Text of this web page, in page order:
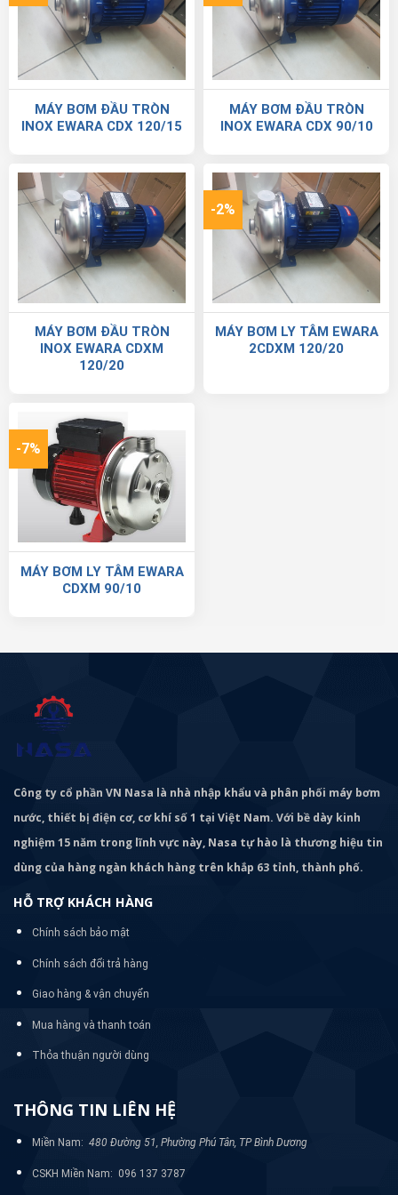
MÁY BƠM ĐẦU TRÒN
INOX EWARA CDX 120/15
MÁY BƠM ĐẦU TRÒN
INOX EWARA CDX 90/10
MÁY BƠM ĐẦU TRÒN
INOX EWARA CDXM
120/20
-2%
MÁY BƠM LY TÂM EWARA
2CDXM 120/20
-7%
MÁY BƠM LY TÂM EWARA
CDXM 90/10
Công ty cổ phần VN Nasa là nhà nhập khẩu và phân phối máy bơm
nước, thiết bị điện cơ, cơ khí số 1 tại Việt Nam. Với bề dày kinh
nghiệm 15 năm trong lĩnh vực này, Nasa tự hào là thương hiệu tin
dùng của hàng ngàn khách hàng trên khắp 63 tỉnh, thành phố.
HỖ TRỢ KHÁCH HÀNG
Chính sách bảo mật
Chính sách đổi trả hàng
Giao hàng & vận chuyển
Mua hàng và thanh toán
Thỏa thuận người dùng
THÔNG TIN LIÊN HỆ
Miền Nam: 480 Đường 51, Phường Phú Tân, TP Bình Dương
CSKH Miền Nam: 096 137 3787